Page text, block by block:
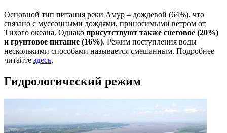
Основной тип питания реки Амур – дождевой (64%), что
связано с муссонными дождями, приносимыми ветром от
Тихого океана. Однако присутствуют также снеговое (20%)
и грунтовое питание (16%). Режим поступления воды
несколькими способами называется смешанным. Подробнее
читайте здесь.
Гидрологический режим